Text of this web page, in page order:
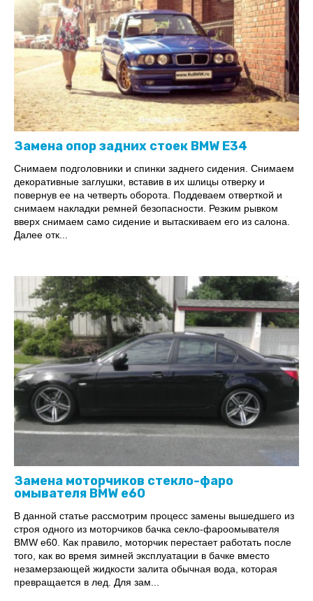
Замена опор задних стоек BMW E34
Снимаем подголовники и спинки заднего сидения. Снимаем
декоративные заглушки, вставив в их шлицы отверку и
повернув ее на четверть оборота. Поддеваем отверткой и
снимаем накладки ремней безопасности. Резким рывком
вверх снимаем само сидение и вытаскиваем его из салона.
Далее отк...
Замена моторчиков стекло-фаро
омывателя BMW e60
В данной статье рассмотрим процесс замены вышедшего из
строя одного из моторчиков бачка секло-фароомывателя
BMW e60. Как правило, моторчик перестает работать после
того, как во время зимней эксплуатации в бачке вместо
незамерзающей жидкости залита обычная вода, которая
превращается в лед. Для зам...